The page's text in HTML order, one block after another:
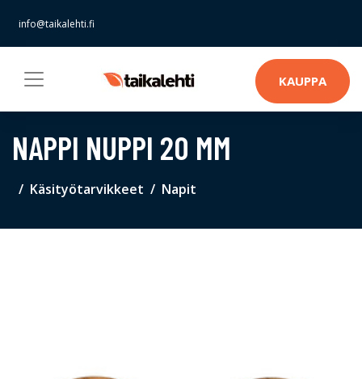
info@taikalehti.fi
KAUPPA
NAPPI NUPPI 20 MM
Käsityötarvikkeet Napit